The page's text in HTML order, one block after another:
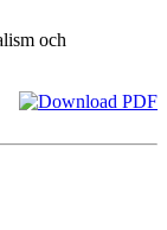
och